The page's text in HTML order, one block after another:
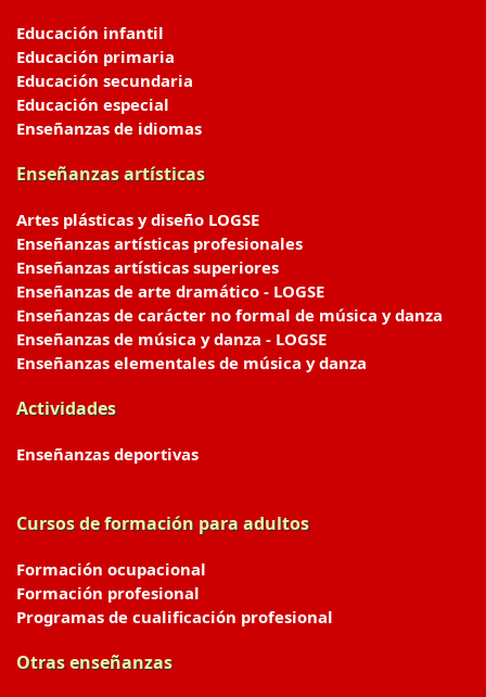
Educación infantil
Educación primaria
Educación secundaria
Educación especial
Enseñanzas de idiomas
Enseñanzas artísticas
Artes plásticas y diseño LOGSE
Enseñanzas artísticas profesionales
Enseñanzas artísticas superiores
Enseñanzas de arte dramático - LOGSE
Enseñanzas de carácter no formal de música y danza
Enseñanzas de música y danza - LOGSE
Enseñanzas elementales de música y danza
Actividades
Enseñanzas deportivas
Cursos de formación para adultos
Formación ocupacional
Formación profesional
Programas de cualificación profesional
Otras enseñanzas